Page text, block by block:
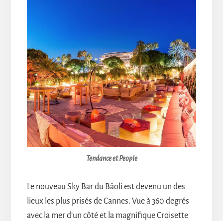
Tendance et People
Le nouveau Sky Bar du Bâoli est devenu un des
lieux les plus prisés de Cannes. Vue à 360 degrés
avec la mer d’un côté et la magnifique Croisette